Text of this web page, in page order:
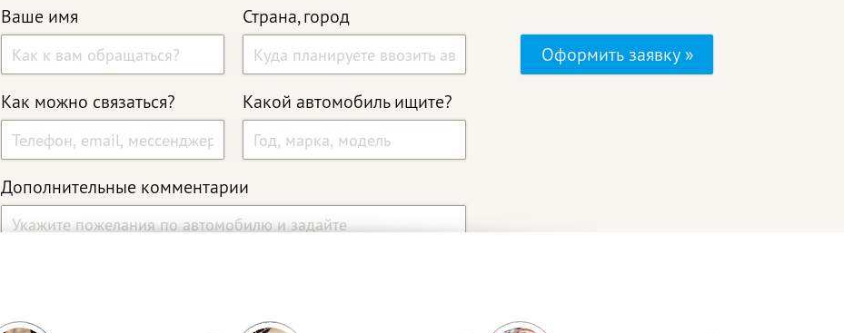
Ваше имя Страна, город
Как можно связаться? Какой автомобиль ищите?
Дополнительные комментарии
Оформить заявку »